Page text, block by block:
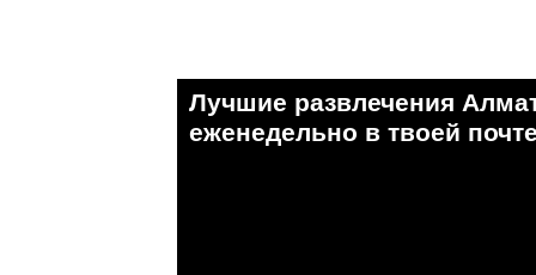
Лучшие развлечения
eженедельно в твоей